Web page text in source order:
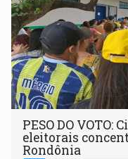
PESO DO VOTO:
eleitorais
Rondônia